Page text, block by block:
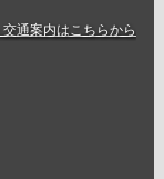
通案内はこちらから